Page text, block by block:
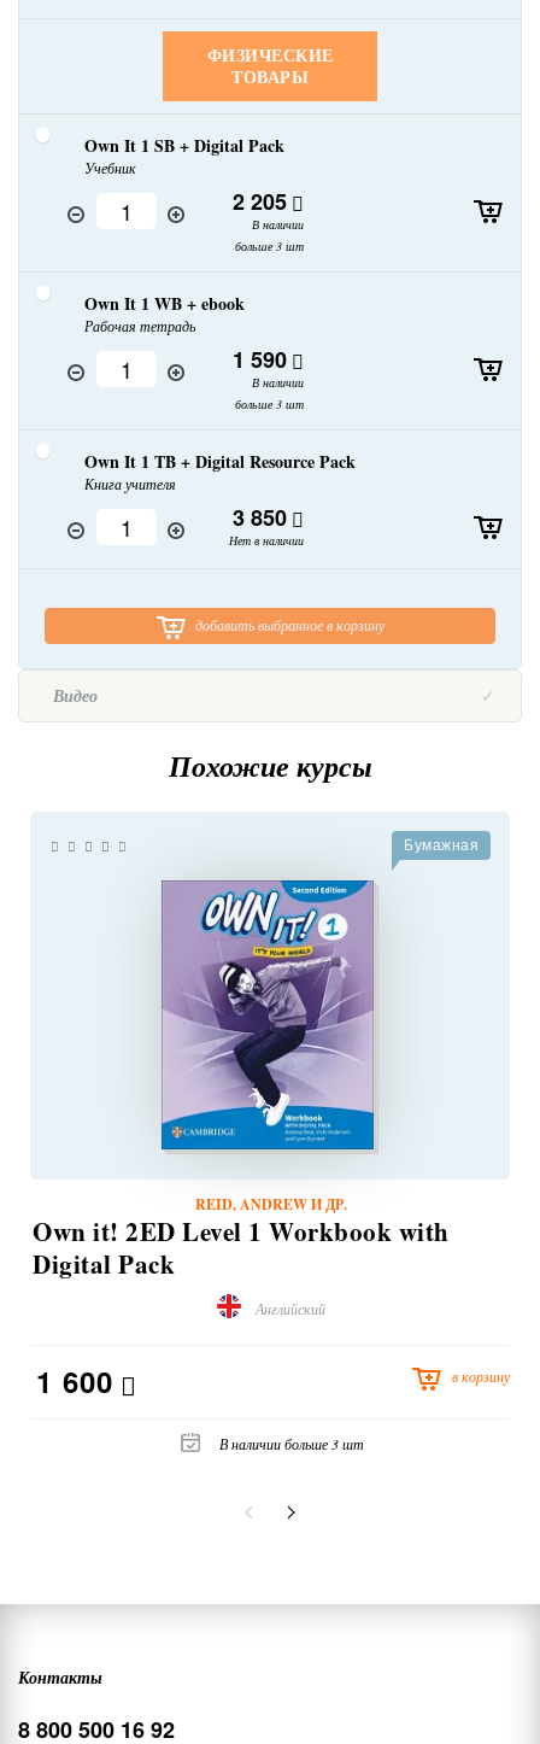
ФИЗИЧЕСКИЕ
ТОВАРЫ
Own It 1 SB + Digital Pack
Учебник
2 205
В наличии
больше 3 шт
Own It 1 WB + ebook
Рабочая тетрадь
1 590
В наличии
больше 3 шт
Own It 1 TB + Digital Resource Pack
Книга учителя
3 850
Нет в наличии
добавить выбранное в корзину
Видео
Похожие курсы
Бумажная
REID, ANDREW И ДР.
Own it! 2ED Level 1 Workbook with
Digital Pack
Английский
1 600 в корзину
В наличии больше 3 шт
Контакты
8 800 500 16 92